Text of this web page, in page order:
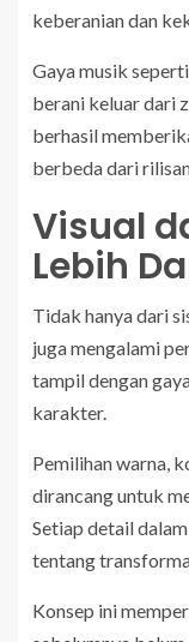
keberanian dan
Gaya musik
berani keluar dari
berhasil
berbeda dari
Visual
Lebih
Tidak hanya dari
juga mengalami
tampil dengan
karakter.
Pemilihan warna,
dirancang untuk
Setiap detail
tentang
Konsep ini